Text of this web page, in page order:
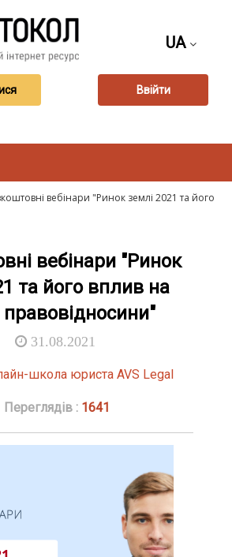
UA
Ввійти
вебінари "Ринок землі 2021 та його
вебінари "Ринок
та його вплив на
31.08.2021
школа юриста AVS Legal
Переглядів : 1641